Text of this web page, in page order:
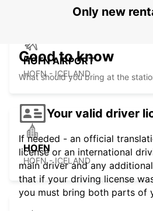
HOFN AIRPORT
HOFN - ICELAND
HOFN
HOFN - ICELAND
Only new
Good to know
What should you bring at the
Your valid driver
If needed - an official
license or an international
main driver and any
that if your driving license
you must bring both parts of